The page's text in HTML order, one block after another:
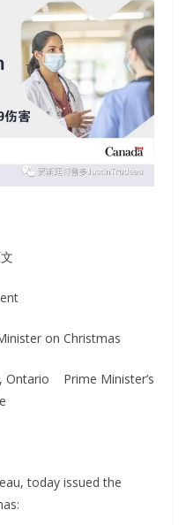
on Christmas
Prime Minister’s
today issued the